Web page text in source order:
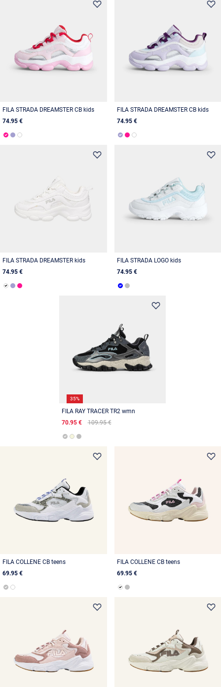
FILA STRADA DREAMSTER CB kids
74.95 €
FILA STRADA DREAMSTER CB kids
74.95 €
FILA STRADA DREAMSTER kids
74.95 €
FILA STRADA LOGO kids
74.95 €
35%
FILA RAY TRACER TR2 wmn
70.95 €
109.95 €
FILA COLLENE CB teens
69.95 €
FILA COLLENE CB teens
69.95 €